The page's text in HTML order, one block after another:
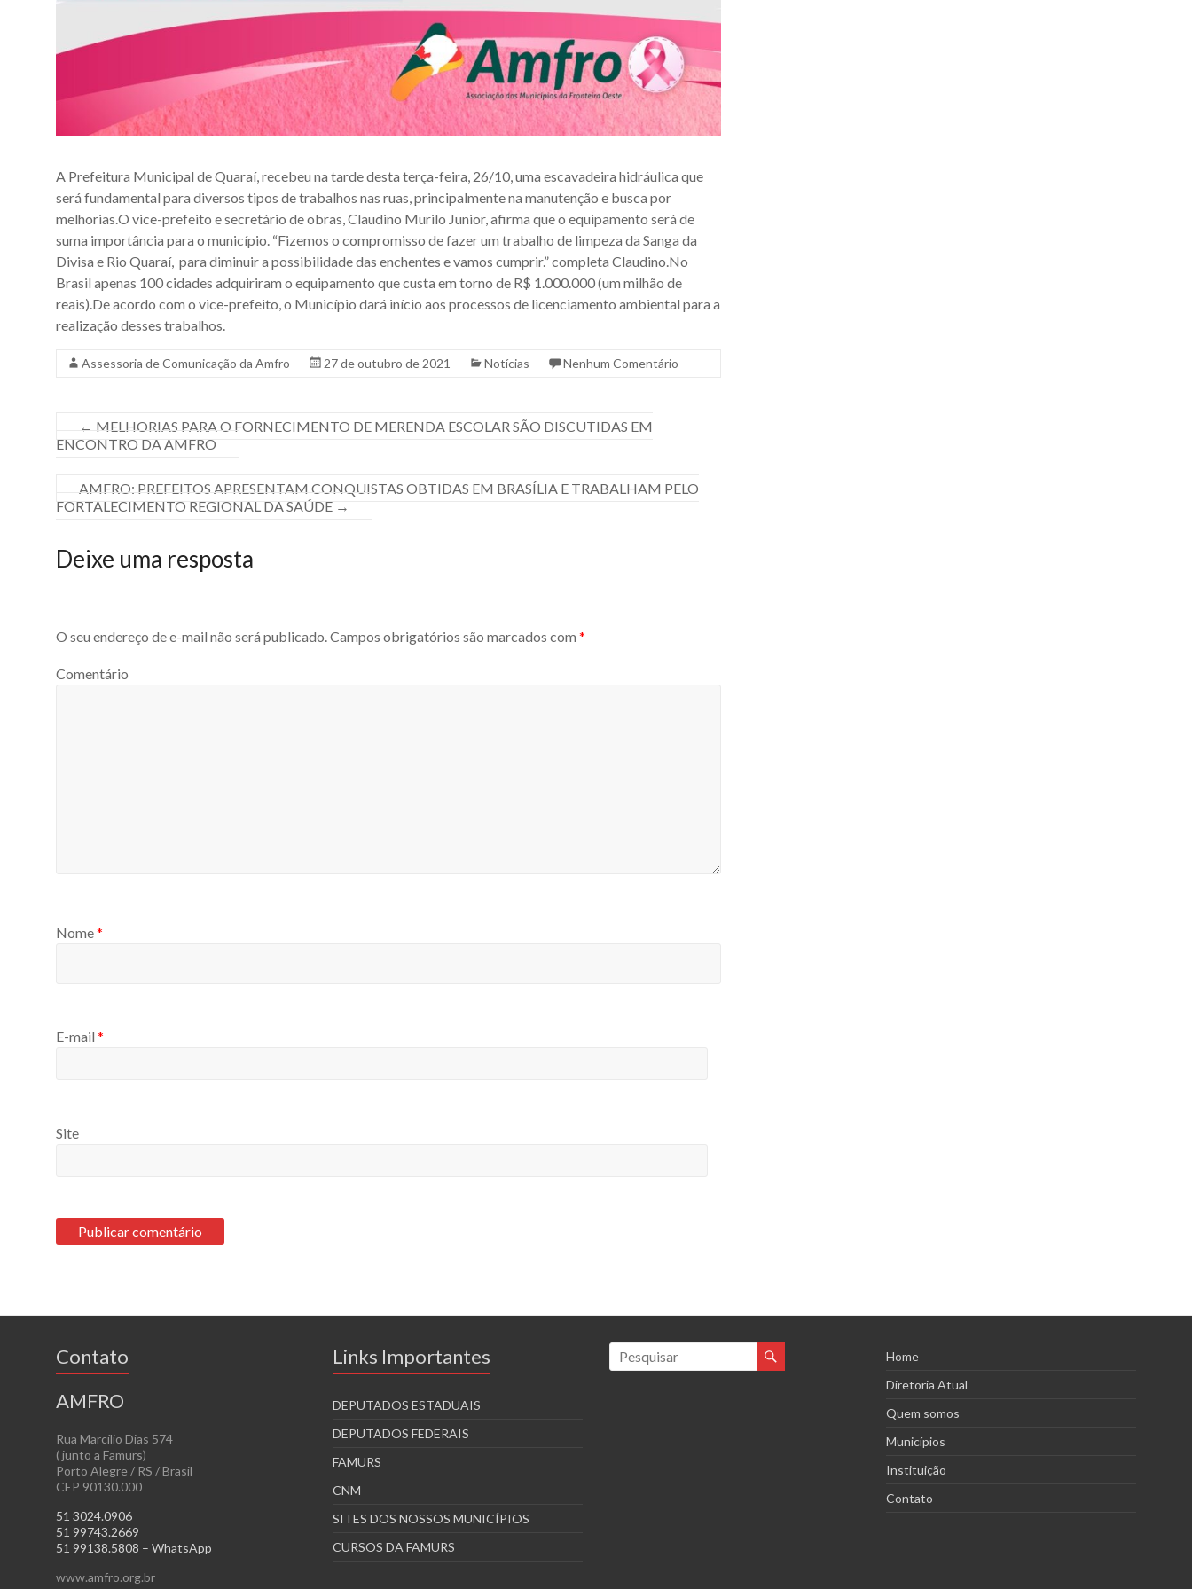
A Prefeitura Municipal de Quaraí, recebeu na tarde desta terça-feira, 26/10, uma escavadeira hidráulica que
será fundamental para diversos tipos de trabalhos nas ruas, principalmente na manutenção e busca por
melhorias.O vice-prefeito e secretário de obras, Claudino Murilo Junior, afirma que o equipamento será de
suma importância para o município. “Fizemos o compromisso de fazer um trabalho de limpeza da Sanga da
Divisa e Rio Quaraí, para diminuir a possibilidade das enchentes e vamos cumprir.” completa Claudino.No
Brasil apenas 100 cidades adquiriram o equipamento que custa em torno de R$ 1.000.000 (um milhão de
reais).De acordo com o vice-prefeito, o Município dará início aos processos de licenciamento ambiental para a
realização desses trabalhos.
Assessoria de Comunicação da Amfro 27 de outubro de 2021 Notícias Nenhum Comentário
← MELHORIAS PARA O FORNECIMENTO DE MERENDA ESCOLAR SÃO DISCUTIDAS EM
ENCONTRO DA AMFRO
AMFRO: PREFEITOS APRESENTAM CONQUISTAS OBTIDAS EM BRASÍLIA E TRABALHAM PELO
FORTALECIMENTO REGIONAL DA SAÚDE →
Deixe uma resposta
O seu endereço de e-mail não será publicado.Campos obrigatórios são marcados com *
Comentário
Nome*
E-mail *
Site
Contato
AMFRO
Rua Marcílio Dias 574
( junto a Famurs)
Porto Alegre / RS / Brasil
CEP 90130.000
51 3024.0906
51 99743.2669
51 99138.5808 – WhatsApp
www.amfro.org.br
Links Importantes
DEPUTADOS ESTADUAIS
DEPUTADOS FEDERAIS
FAMURS
CNM
SITES DOS NOSSOS MUNICÍPIOS
CURSOS DA FAMURS
Home
Diretoria Atual
Quem somos
Municípios
Instituição
Contato